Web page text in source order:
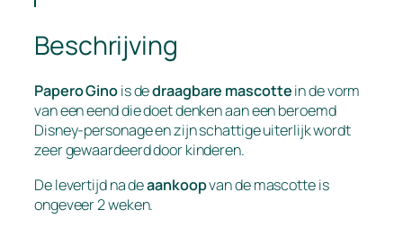
Beschrijving
Papero Ginois dedraagbare mascottein de vorm
van een eend die doet denken aan een beroemd
Disney-personage en zijn schattige uiterlijk wordt
zeer gewaardeerd door kinderen.
De levertijd na deaankoopvan de mascotte is
ongeveer 2 weken.